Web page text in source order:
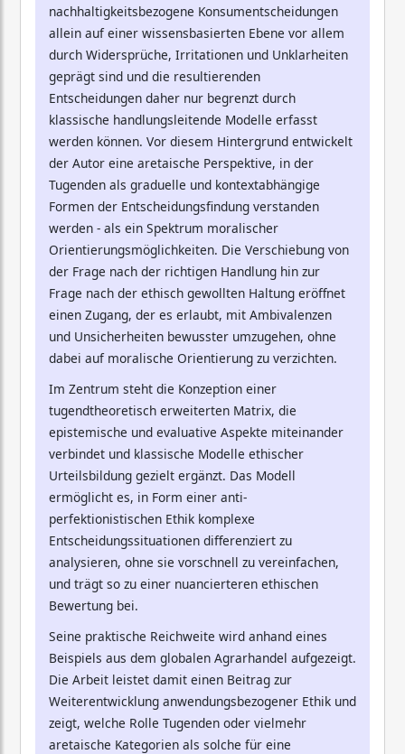
nachhaltigkeitsbezogene Konsumentscheidungen
allein auf einer wissensbasierten Ebene vor allem
durch Widersprüche, Irritationen und Unklarheiten
geprägt sind und die resultierenden
Entscheidungen daher nur begrenzt durch
klassische handlungsleitende Modelle erfasst
werden können. Vor diesem Hintergrund entwickelt
der Autor eine aretaische Perspektive, in der
Tugenden als graduelle und kontextabhängige
Formen der Entscheidungsfindung verstanden
werden - als ein Spektrum moralischer
Orientierungsmöglichkeiten. Die Verschiebung von
der Frage nach der richtigen Handlung hin zur
Frage nach der ethisch gewollten Haltung eröffnet
einen Zugang, der es erlaubt, mit Ambivalenzen
und Unsicherheiten bewusster umzugehen, ohne
dabei auf moralische Orientierung zu verzichten.
Im Zentrum steht die Konzeption einer
tugendtheoretisch erweiterten Matrix, die
epistemische und evaluative Aspekte miteinander
verbindet und klassische Modelle ethischer
Urteilsbildung gezielt ergänzt. Das Modell
ermöglicht es, in Form einer anti-
perfektionistischen Ethik komplexe
Entscheidungssituationen differenziert zu
analysieren, ohne sie vorschnell zu vereinfachen,
und trägt so zu einer nuancierteren ethischen
Bewertung bei.
Seine praktische Reichweite wird anhand eines
Beispiels aus dem globalen Agrarhandel aufgezeigt.
Die Arbeit leistet damit einen Beitrag zur
Weiterentwicklung anwendungsbezogener Ethik und
zeigt, welche Rolle Tugenden oder vielmehr
aretaische Kategorien als solche für eine